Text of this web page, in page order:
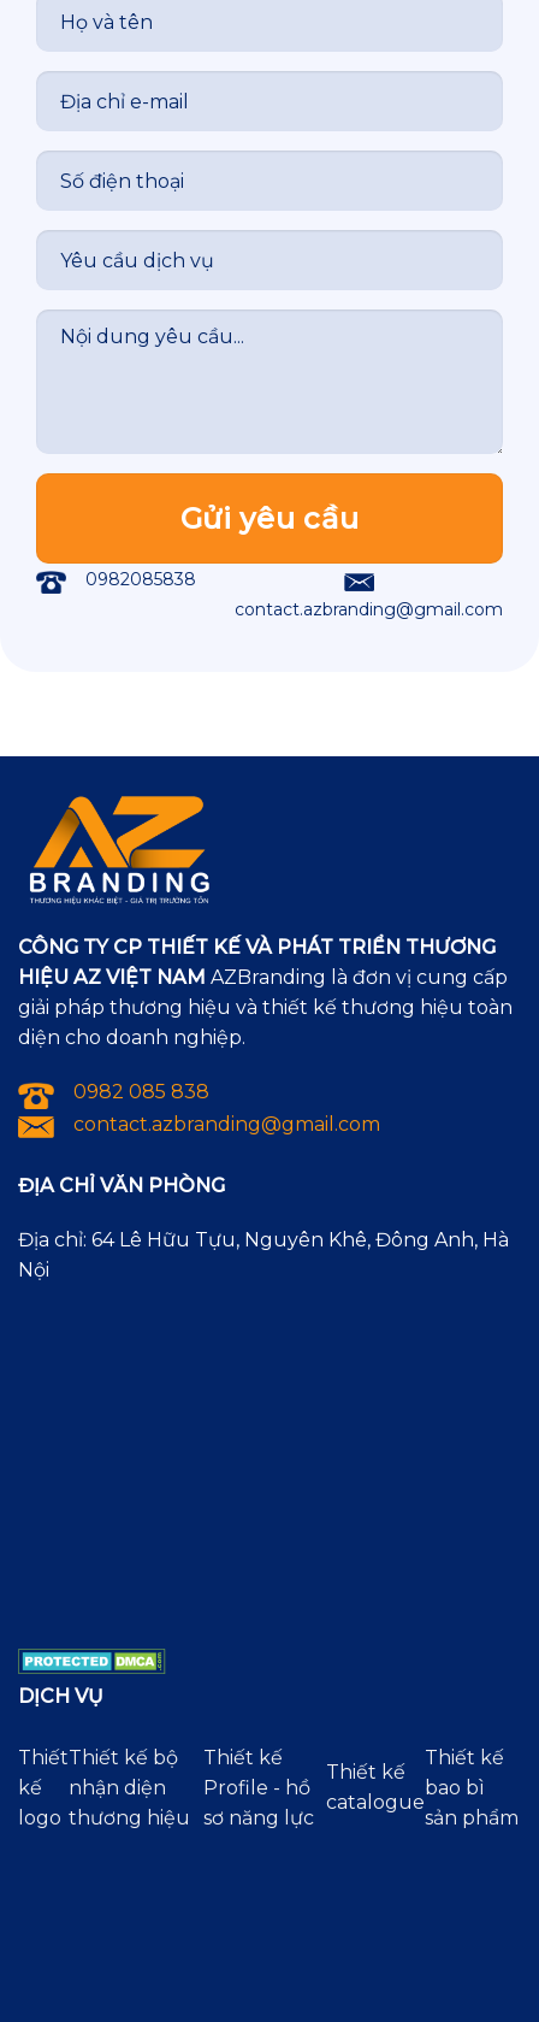
0982085838
contact.azbranding@gmail.com
CÔNG TY CP THIẾT KẾ VÀ PHÁT TRIỂN THƯƠNG
HIỆU AZ VIỆT NAM AZBranding là đơn vị cung cấp
giải pháp thương hiệu và thiết kế thương hiệu toàn
diện cho doanh nghiệp.
0982 085 838
contact.azbranding@gmail.com
ĐỊA CHỈ VĂN PHÒNG
Địa chỉ: 64 Lê Hữu Tựu, Nguyên Khê, Đông Anh, Hà
Nội
DỊCH VỤ
Thiết
kế
logo
Thiết kế bộ
nhận diện
thương hiệu
Thiết kế
Profile - hồ
sơ năng lực
Thiết kế
catalogue
Thiết kế
bao bì
sản phẩm